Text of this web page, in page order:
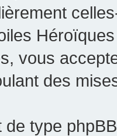
vous
des
type phpBB